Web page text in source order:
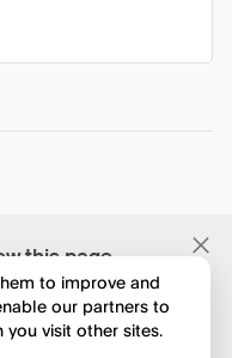
this page
to improve and
our partners to
you visit other sites.